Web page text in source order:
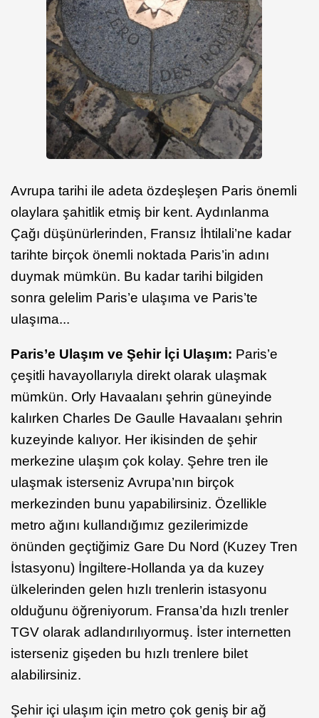
Avrupa tarihi ile adeta özdeşleşen Paris önemli
olaylara şahitlik etmiş bir kent. Aydınlanma
Çağı düşünürlerinden, Fransız İhtilali’ne kadar
tarihte birçok önemli noktada Paris’in adını
duymak mümkün. Bu kadar tarihi bilgiden
sonra gelelim Paris’e ulaşıma ve Paris’te
ulaşıma...
Paris’e Ulaşım ve Şehir İçi Ulaşım: Paris’e
çeşitli havayollarıyla direkt olarak ulaşmak
mümkün. Orly Havaalanı şehrin güneyinde
kalırken Charles De Gaulle Havaalanı şehrin
kuzeyinde kalıyor. Her ikisinden de şehir
merkezine ulaşım çok kolay. Şehre tren ile
ulaşmak isterseniz Avrupa’nın birçok
merkezinden bunu yapabilirsiniz. Özellikle
metro ağını kullandığımız gezilerimizde
önünden geçtiğimiz Gare Du Nord (Kuzey Tren
İstasyonu) İngiltere-Hollanda ya da kuzey
ülkelerinden gelen hızlı trenlerin istasyonu
olduğunu öğreniyorum. Fransa’da hızlı trenler
TGV olarak adlandırılıyormuş. İster internetten
isterseniz gişeden bu hızlı trenlere bilet
alabilirsiniz.
Şehir içi ulaşım için metro çok geniş bir ağ